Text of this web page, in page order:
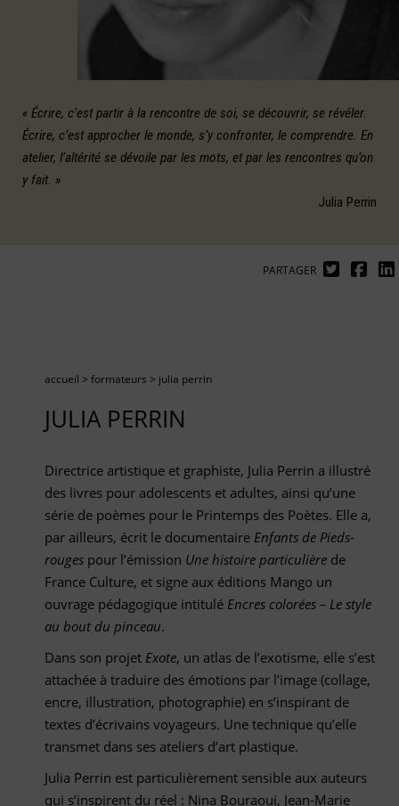
« Écrire, c’est partir à la rencontre de soi, se découvrir, se révéler.
Écrire, c’est approcher le monde, s’y confronter, le comprendre. En
atelier, l’altérité se dévoile par les mots, et par les rencontres qu’on
y fait. »
Julia Perrin
PARTAGER
accueil > formateurs > julia perrin
JULIA PERRIN
Directrice artistique et graphiste, Julia Perrin a illustré
des livres pour adolescents et adultes, ainsi qu’une
série de poèmes pour le Printemps des Poètes. Elle a,
par ailleurs, écrit le documentaire Enfants de Pieds-
rouges pour l’émission Une histoire particulière de
France Culture, et signe aux éditions Mango un
ouvrage pédagogique intitulé Encres colorées – Le style
au bout du pinceau.
Dans son projet Exote, un atlas de l’exotisme, elle s’est
attachée à traduire des émotions par l’image (collage,
encre, illustration, photographie) en s’inspirant de
textes d’écrivains voyageurs. Une technique qu’elle
transmet dans ses ateliers d’art plastique.
Julia Perrin est particulièrement sensible aux auteurs
qui s’inspirent du réel : Nina Bouraoui, Jean-Marie